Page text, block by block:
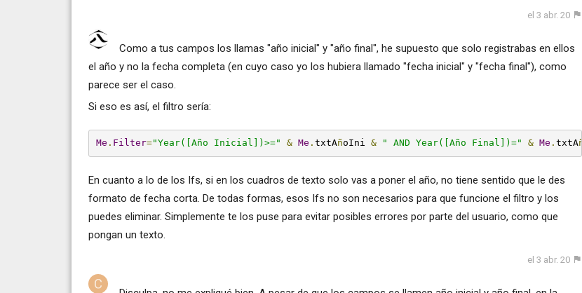
el 3 abr. 20
Como a tus campos los llamas "año inicial" y "año final", he supuesto que solo registrabas en ellos
el año y no la fecha completa (en cuyo caso yo los hubiera llamado "fecha inicial" y "fecha final"), como
parece ser el caso.
Si eso es así, el filtro sería:
Me . Filter="Year([Año Inicial])>=" & Me . txtAñoIni & " AND Year([Año Final])=" & Me . txtAñ
En cuanto a lo de los Ifs, si en los cuadros de texto solo vas a poner el año, no tiene sentido que le des
formato de fecha corta. De todas formas, esos Ifs no son necesarios para que funcione el filtro y los
puedes eliminar. Simplemente te los puse para evitar posibles errores por parte del usuario, como que
pongan un texto.
el 3 abr. 20